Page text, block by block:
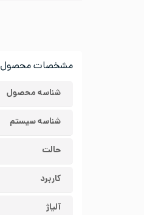
مشخصات محصول
شناسه محصول
شناسه سیستم
حالت
کاربرد
آلیاژ